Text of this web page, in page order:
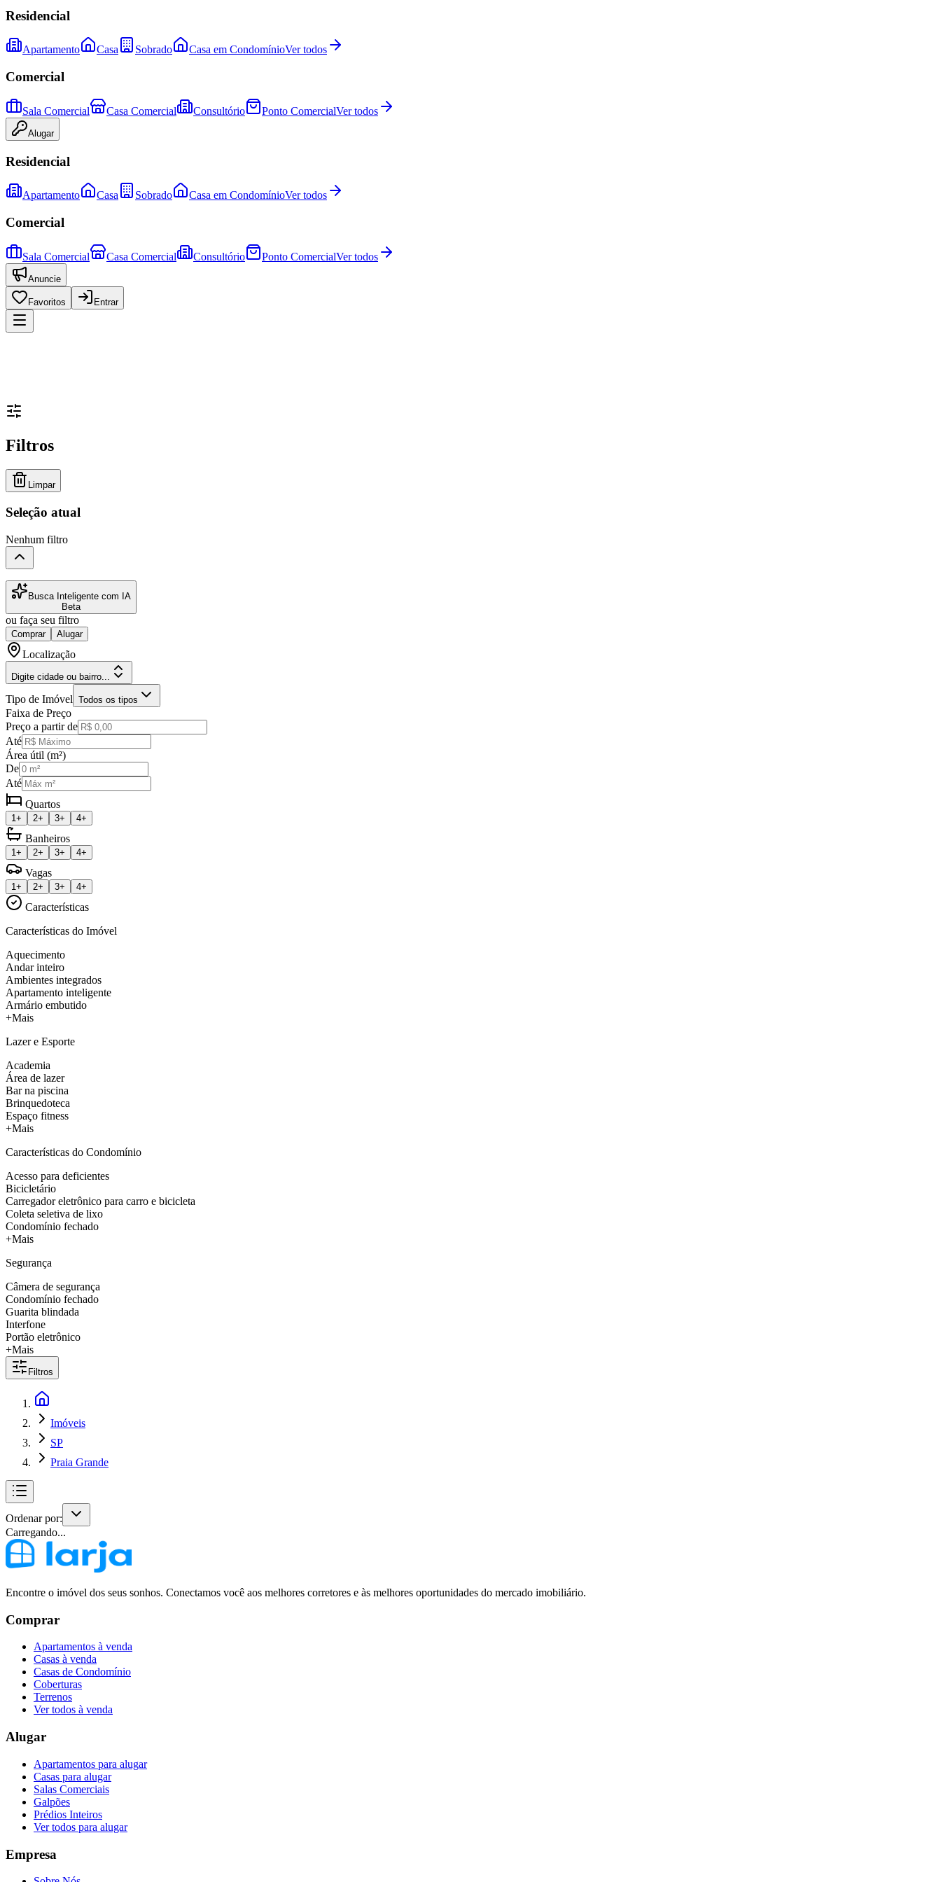
Residencial
Apartamento Casa Sobrado Casa em CondomínioVer todos
Comercial
Sala Comercial Casa Comercial Consultório Ponto ComercialVer todos
Alugar
Residencial
Apartamento Casa Sobrado Casa em CondomínioVer todos
Comercial
Sala Comercial Casa Comercial Consultório Ponto ComercialVer todos
Anuncie
Favoritos Entrar
Filtros
Limpar
Seleção atual
Nenhum filtro
Busca Inteligente com IA
Beta
ou faça seu filtro
Comprar Alugar
Localização
Digite cidade ou bairro...
Tipo de Imóvel Todos os tipos
Faixa de Preço
Preço a partir de
Até
Área útil (m²)
De
Até
Quartos
1+ 2+ 3+ 4+
Banheiros
1+ 2+ 3+ 4+
Vagas
1+ 2+ 3+ 4+
Características
Características do Imóvel
Aquecimento
Andar inteiro
Ambientes integrados
Apartamento inteligente
Armário embutido
+Mais
Lazer e Esporte
Academia
Área de lazer
Bar na piscina
Brinquedoteca
Espaço fitness
+Mais
Características do Condomínio
Acesso para deficientes
Bicicletário
Carregador eletrônico para carro e bicicleta
Coleta seletiva de lixo
Condomínio fechado
+Mais
Segurança
Câmera de segurança
Condomínio fechado
Guarita blindada
Interfone
Portão eletrônico
+Mais
Filtros
Imóveis
SP
Praia Grande
Ordenar por:
Carregando...
Encontre o imóvel dos seus sonhos. Conectamos você aos melhores corretores e às melhores oportunidades do mercado imobiliário.
Comprar
Apartamentos à venda
Casas à venda
Casas de Condomínio
Coberturas
Terrenos
Ver todos à venda
Alugar
Apartamentos para alugar
Casas para alugar
Salas Comerciais
Galpões
Prédios Inteiros
Ver todos para alugar
Empresa